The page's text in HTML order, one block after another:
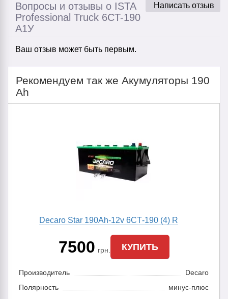
Написать отзыв
Вопросы и отзывы о ISTA
Professional Truck 6CT-190
A1У
Ваш отзыв может быть первым.
Рекомендуем так же Акумуляторы 190
Ah
Decaro Star 190Ah-12v 6CТ-190 (4) R
7500 грн. КУПИТЬ
Производитель
Decaro
Полярность
минус-плюс